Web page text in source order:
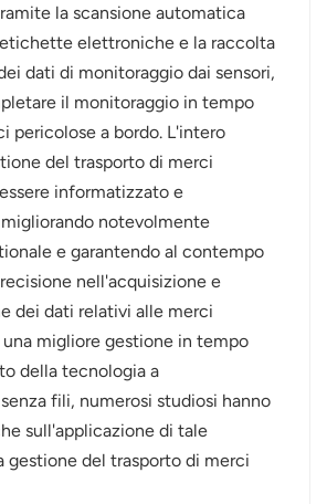
la scansione automatica
elettroniche e la raccolta
dati di monitoraggio dai sensori,
il monitoraggio in tempo
pericolose a bordo. L'intero
del trasporto di merci
informatizzato e
notevolmente
e garantendo al contempo
nell'acquisizione e
dei dati relativi alle merci
migliore gestione in tempo
della tecnologia a
fili, numerosi studiosi hanno
sull'applicazione di tale
gestione del trasporto di merci